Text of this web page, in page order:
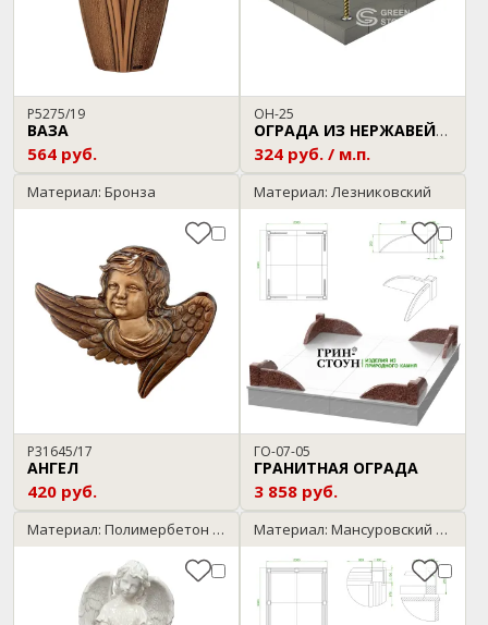
P5275/19
ВАЗА
564 руб.
ОН-25
ОГРАДА ИЗ НЕРЖАВЕЙКИ
324 руб. / м.п.
Материал: Бронза
P31645/17
АНГЕЛ
420 руб.
Материал: Лезниковский
ГО-07-05
ГРАНИТНАЯ ОГРАДА
3 858 руб.
Материал: Полимербетон / мрамор Материал: Мансуровский / Нержавейка